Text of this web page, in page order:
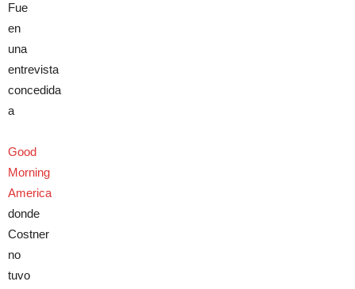
Fue
en
una
entrevista
concedida
a
Good
Morning
America
donde
Costner
no
tuvo